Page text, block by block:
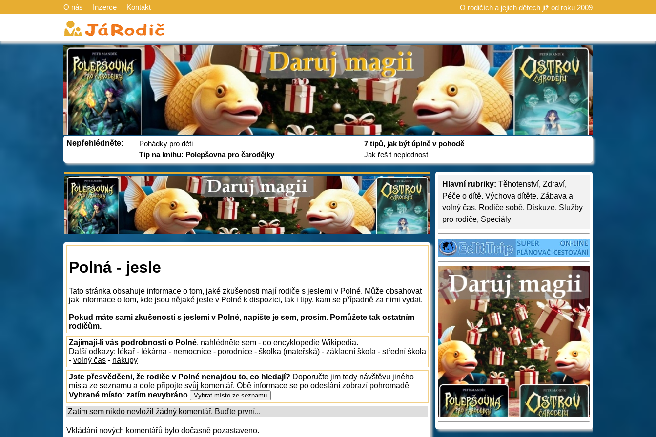
O nás Inzerce Kontakt O rodičích a jejich dětech již od roku 2009
Nepřehlédněte:
Pohádky pro děti
Tip na knihu: Polepšovna pro čarodějky
7 tipů, jak být úplně v pohodě
Jak řešit neplodnost
Hlavní rubriky: Těhotenství, Zdraví,
Péče o dítě, Výchova dítěte, Zábava a
volný čas, Rodiče sobě, Diskuze, Služby
pro rodiče, Speciály
Polná - jesle
Tato stránka obsahuje informace o tom, jaké zkušenosti mají rodiče s jeslemi v Polné. Může obsahovat
jak informace o tom, kde jsou nějaké jesle v Polné k dispozici, tak i tipy, kam se případně za nimi vydat.
Pokud máte sami zkušenosti s jeslemi v Polné, napište je sem, prosím. Pomůžete tak ostatním
rodičům.
Zajímají-li vás podrobnosti o Polné, nahlédněte sem - do encyklopedie Wikipedia.
Další odkazy: lékař - lékárna - nemocnice - porodnice - školka (mateřská) - základní škola - střední škola
- volný čas - nákupy
Jste přesvědčeni, že rodiče v Polné nenajdou to, co hledají? Doporučte jim tedy návštěvu jiného
místa ze seznamu a dole připojte svůj komentář. Obě informace se po odeslání zobrazí pohromadě.
Vybrané místo: zatím nevybráno
Zatím sem nikdo nevložil žádný komentář. Buďte první...
Vkládání nových komentářů bylo dočasně pozastaveno.